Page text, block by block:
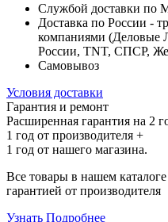
Службой доставки по
Доставка по России -
компаниями
России, TNT, СПСР,
Самовывоз
Условия доставки
Гарантия и ремонт
Расширенная гарантия на 2
1 год от производителя +
1 год от нашего магазина.
Все товары в нашем
гарантией от производителя
Узнать Подробнее